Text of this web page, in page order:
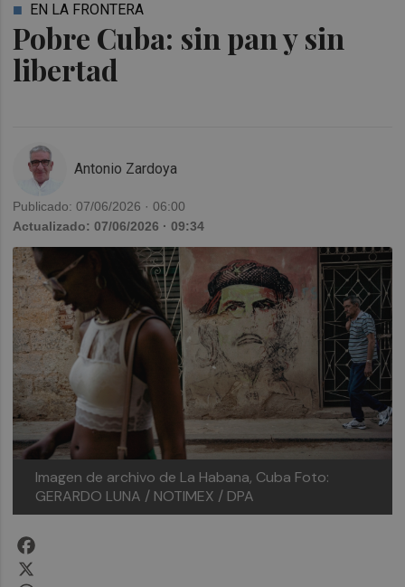
Pobre Cuba: sin pan y sin
libertad
EN LA FRONTERA
Antonio Zardoya
Publicado: 07/06/2026 · 06:00
Actualizado: 07/06/2026 · 09:34
Imagen de archivo de La Habana, Cuba Foto:
GERARDO LUNA / NOTIMEX / DPA